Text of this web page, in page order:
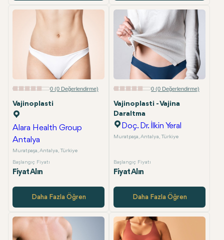
0 (0 Değerlendirme)
Vajinoplasti
Alara Health Group
Antalya
Muratpaşa, Antalya, Türkiye
Başlangıç Fiyatı
Fiyat Alın
Daha Fazla Öğren
0 (0 Değerlendirme)
Vajinoplasti - Vajina
Daraltma
Doç. Dr. İlkin Yeral
Muratpaşa, Antalya, Türkiye
Başlangıç Fiyatı
Fiyat Alın
Daha Fazla Öğren